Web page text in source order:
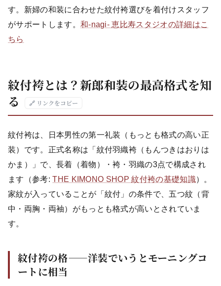
す。新婦の和装に合わせた紋付袴選びを着付けスタッフ
がサポートします。 和-nagi- 恵比寿スタジオの詳細はこ
ちら
紋付袴とは？新郎和装の最高格式を知
る
🔗 リンクをコピー
紋付袴は、日本男性の第一礼装（もっとも格式の高い正
装）です。正式名称は「紋付羽織袴（もんつきはおりは
かま）」で、長着（着物）・袴・羽織の3点で構成され
ます（参考:THE KIMONO SHOP 紋付袴の基礎知識）。
家紋が入っていることが「紋付」の条件で、五つ紋（背
中・両胸・両袖）がもっとも格式が高いとされていま
す。
紋付袴の格——洋装でいうとモーニングコ
ートに相当